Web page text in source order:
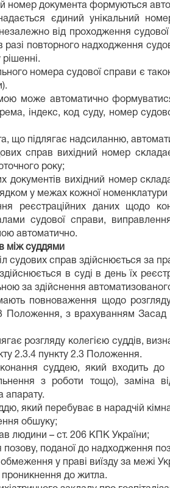
номер документа формуються
єдиний унікальний
від проходження
разі повторного надходження
рішенні.
номера судової справи є
може автоматично
індекс, код суду, номер
що підлягає надсиланню,
справ вихідний номер
року;
документів вихідний номер
у межах кожної номенклатури
реєстраційних даних щодо
судової справи,
автоматично.
між суддями
судових справ здійснюється за
в суді в день їх
за здійснення
повноваження щодо
Положення, з врахуванням
розгляду колегією суддів,
2.3.4 пункту 2.3 Положення.
суддею, який входить до
з роботи тощо), заміна
апарату.
який перебуває в нарадчій
обшуку;
людини – ст. 206 КПК України;
поданої до надходження
у праві виїзду за межі
до житла.